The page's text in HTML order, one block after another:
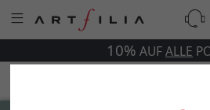
10% AUFALLE